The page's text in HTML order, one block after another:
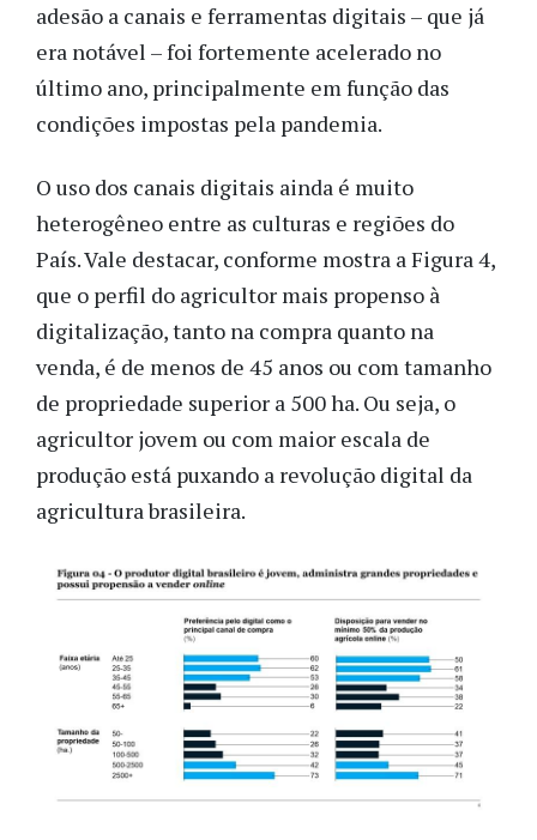
adesão a canais e ferramentas digitais – que já
era notável – foi fortemente acelerado no
último ano, principalmente em função das
condições impostas pela pandemia.
O uso dos canais digitais ainda é muito
heterogêneo entre as culturas e regiões do
País. Vale destacar, conforme mostra a Figura 4,
que o perfil do agricultor mais propenso à
digitalização, tanto na compra quanto na
venda, é de menos de 45 anos ou com tamanho
de propriedade superior a 500 ha. Ou seja, o
agricultor jovem ou com maior escala de
produção está puxando a revolução digital da
agricultura brasileira.